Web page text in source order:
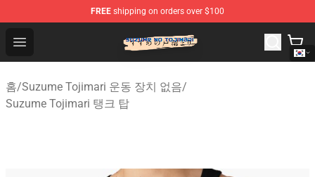
FREE shipping on orders over $100
Open menu
Suzumeno Tojimari Store - Official Suzumeno Tojimari
홈/Suzume Tojimari 운동 장치 없음/
Suzume Tojimari 탱크 탑